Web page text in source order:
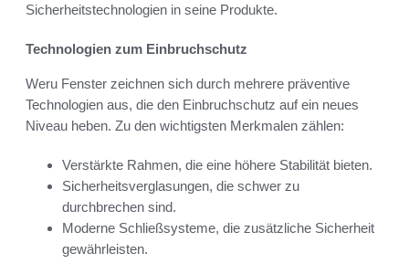
Sicherheitstechnologien in seine Produkte.
Technologien zum Einbruchschutz
Weru Fenster zeichnen sich durch mehrere präventive
Technologien aus, die den Einbruchschutz auf ein neues
Niveau heben. Zu den wichtigsten Merkmalen zählen:
Verstärkte Rahmen, die eine höhere Stabilität bieten.
Sicherheitsverglasungen, die schwer zu
durchbrechen sind.
Moderne Schließsysteme, die zusätzliche Sicherheit
gewährleisten.